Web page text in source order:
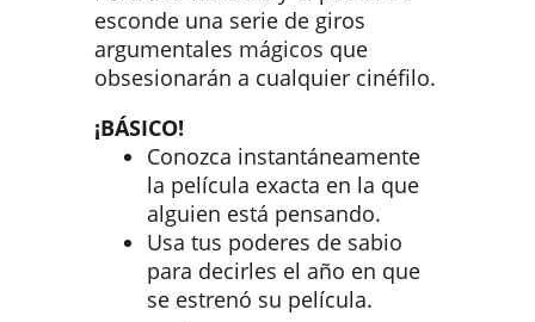
esconde una serie de giros
argumentales mágicos que
obsesionarán a cualquier cinéfilo.
¡BÁSICO!
Conozca instantáneamente
la película exacta en la que
alguien está pensando.
Usa tus poderes de sabio
para decirles el año en que
se estrenó su película.